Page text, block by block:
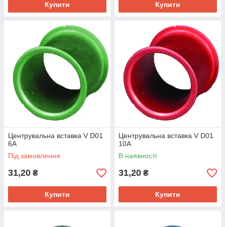
Купити Купити
Центрувальна вставка V D01
6A
Під замовлення
31,20 ₴
Купити
Центрувальна вставка V D01
10A
В наявності
31,20 ₴
Купити